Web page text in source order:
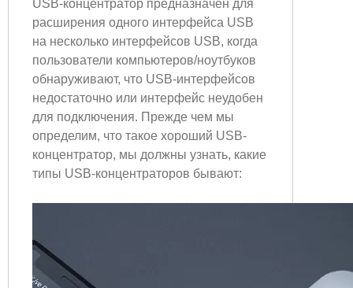
USB-концентратор предназначен для
расширения одного интерфейса USB
на несколько интерфейсов USB, когда
пользователи компьютеров/ноутбуков
обнаруживают, что USB-интерфейсов
недостаточно или интерфейс неудобен
для подключения. Прежде чем мы
определим, что такое хороший USB-
концентратор, мы должны узнать, какие
типы USB-концентраторов бывают: